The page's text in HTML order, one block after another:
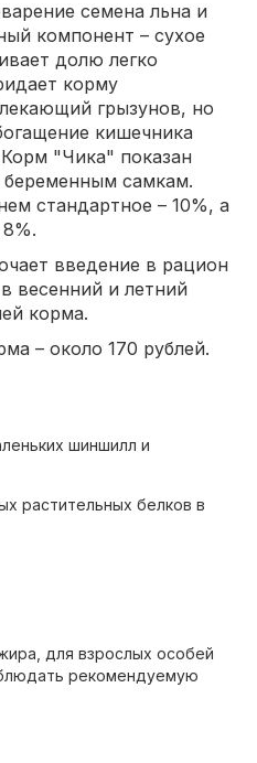
семена льна и
компонент – сухое
долю легко
корму
грызунов, но
кишечника
"Чика" показан
самкам.
стандартное – 10%, а
введение в рацион
весенний и летний
корма.
– около 170 рублей.
шиншилл и
растительных белков в
для взрослых особей
рекомендуемую